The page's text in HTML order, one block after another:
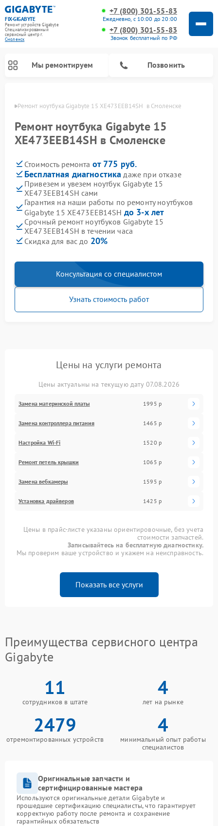
FIX-GIGABYTE
Ремонт устройств Gigabyte
Специализированный
cервисный центр г.
Смоленск
+7 (800) 301-55-83
Ежедневно, с 10:00 до 20:00
+7 (800) 301-55-83
Звонок бесплатный по РФ
Мы ремонтируем Позвонить
Ремонт ноутбука Gigabyte 15 XE473EEB14SH  в Смоленске
Ремонт ноутбука Gigabyte 15
XE473EEB14SH в Смоленске
Стоимость ремонта от 775 руб.
Бесплатная диагностика даже при отказе
Привезем и увезем ноутбук Gigabyte 15
XE473EEB14SH сами
Гарантия на наши работы по ремонту ноутбуков
Gigabyte 15 XE473EEB14SH до 3-х лет
Срочный ремонт ноутбуков Gigabyte 15
XE473EEB14SH в течении часа
Скидка для вас до 20%
Консультация со специалистом
Узнать стоимость работ
Цены на услуги ремонта
Цены актуальны на текущую дату 07.08.2026
Замена материнской платы 1995 р
Замена контроллера питания 1465 р
Настройка Wi-Fi 1520 р
Ремонт петель крышки 1065 р
Замена вебкамеры 1595 р
Установка драйверов 1425 р
Цены в прайс-листе указаны ориентировочные, без учета
стоимости запчастей.
Записывайтесь на бесплатную диагностику.
Мы проверим ваше устройство и укажем на неисправность.
Показать все услуги
Преимущества сервисного центра
Gigabyte
11
сотрудников в штате
4
лет на рынке
2479
отремонтированных устройств
4
минимальный опыт работы
специалистов
Оригинальные запчасти и
сертифицированные мастера
Используются оригинальные детали Gigabyte и
прошедшие сертификацию специалисты, что гарантирует
корректную работу после ремонта и сохранение
гарантийных обязательств